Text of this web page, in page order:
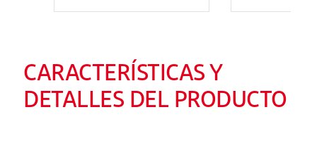
CARACTERÍSTICAS Y
DETALLES DEL PRODUCTO